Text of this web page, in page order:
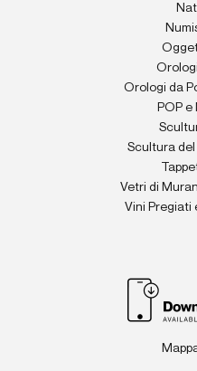
Orologi da
POP
Scultura del
Vetri di
Vini Pregiati